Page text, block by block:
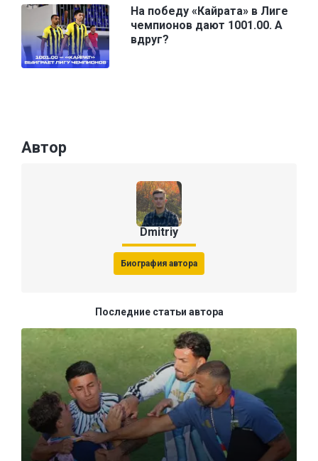
На победу «Кайрата» в Лиге
чемпионов дают 1001.00. А
вдруг?
Автор
Dmitriy
Биография автора
Последние статьи автора